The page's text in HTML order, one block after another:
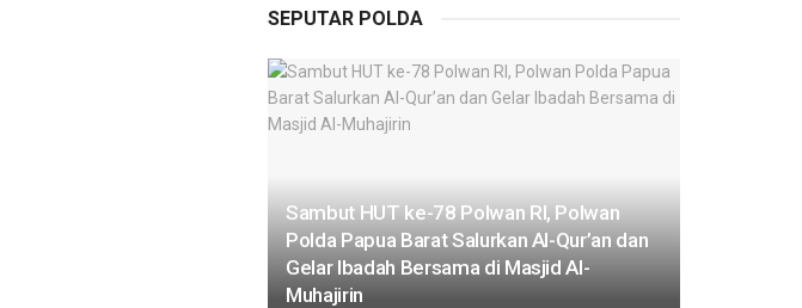
SEPUTAR POLDA
Sambut HUT ke-78 Polwan RI, Polwan
Polda Papua Barat Salurkan Al-Qur’an dan
Gelar Ibadah Bersama di Masjid Al-
Muhajirin